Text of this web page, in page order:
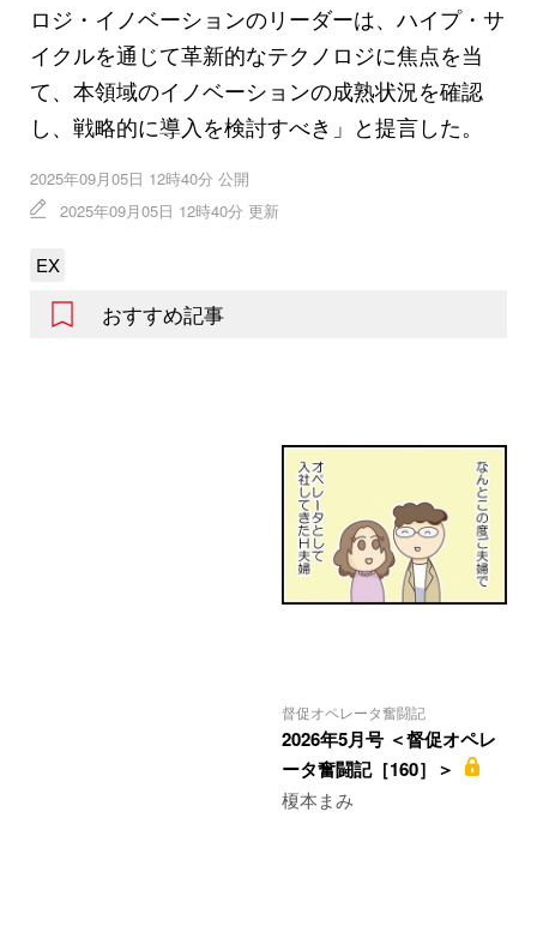
ロジ・イノベーションのリーダーは、ハイプ・サ
イクルを通じて革新的なテクノロジに焦点を当
て、本領域のイノベーションの成熟状況を確認
し、戦略的に導入を検討すべき」と提言した。
2025年09月05日 12時40分 公開
2025年09月05日 12時40分 更新
EX
おすすめ記事
督促オペレータ奮闘記
2026年5月号 ＜督促オペレ
ータ奮闘記［160］＞
榎本まみ